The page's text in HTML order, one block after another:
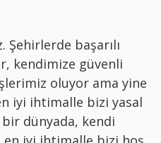
başarılı
kendimize güvenli
oluyor ama yine
iyi ihtimalle bizi yasal
dünyada, kendi